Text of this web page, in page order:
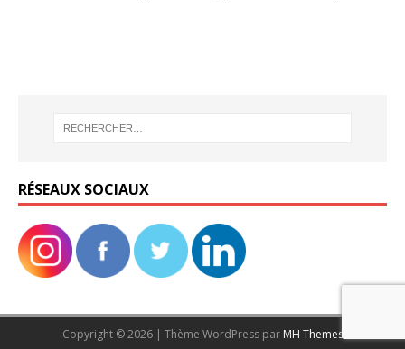
RÉSEAUX SOCIAUX
Copyright © 2026 | Thème WordPress par MH Themes